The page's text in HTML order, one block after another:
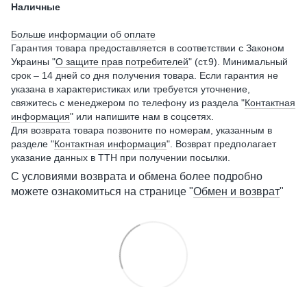
Наличные
Больше информации об оплате
Гарантия товара предоставляется в соответствии с Законом
Украины "О защите прав потребителей" (ст.9). Минимальный
срок – 14 дней со дня получения товара. Если гарантия не
указана в характеристиках или требуется уточнение,
свяжитесь с менеджером по телефону из раздела "Контактная
информация" или напишите нам в соцсетях.
Для возврата товара позвоните по номерам, указанным в
разделе "Контактная информация". Возврат предполагает
указание данных в ТТН при получении посылки.
С условиями возврата и обмена более подробно
можете ознакомиться на странице "Обмен и возврат"